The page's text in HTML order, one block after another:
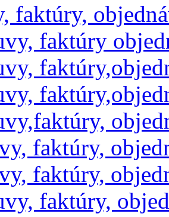
faktúry,
faktúry
faktúry,
faktúry,
faktúry,